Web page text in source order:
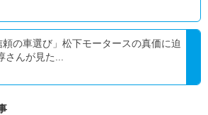
頼の車選び」松下モータースの真価に迫
さんが見た...